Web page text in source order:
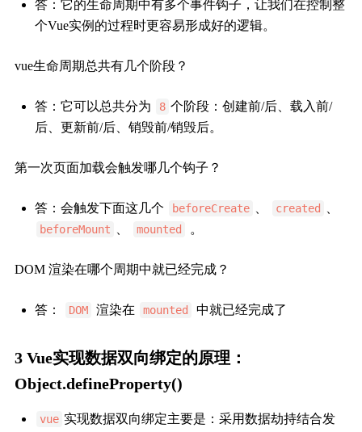
答：它的生命周期中有多个事件钩子，让我们在控制整
个Vue实例的过程时更容易形成好的逻辑。
vue生命周期总共有几个阶段？
答：它可以总共分为 8 个阶段：创建前/后、载入前/
后、更新前/后、销毁前/销毁后。
第一次页面加载会触发哪几个钩子？
答：会触发下面这几个 beforeCreate created
beforeMount mounted 。
DOM 渲染在哪个周期中就已经完成？
答： DOM 渲染在 mounted 中就已经完成了
3 Vue实现数据双向绑定的原理：
Object.defineProperty()
vue 实现数据双向绑定主要是：采用数据劫持结合发